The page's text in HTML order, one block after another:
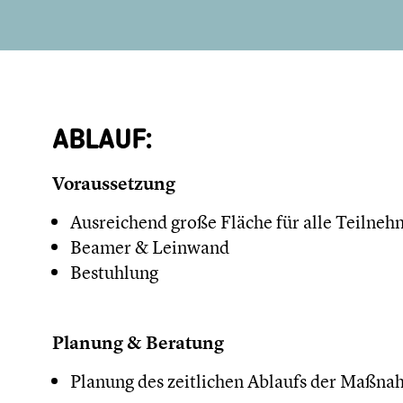
ABLAUF:
Voraussetzung
Ausreichend große Fläche für alle
Beamer & Leinwand
Bestuhlung
Planung & Beratung
Planung des zeitlichen Ablaufs der